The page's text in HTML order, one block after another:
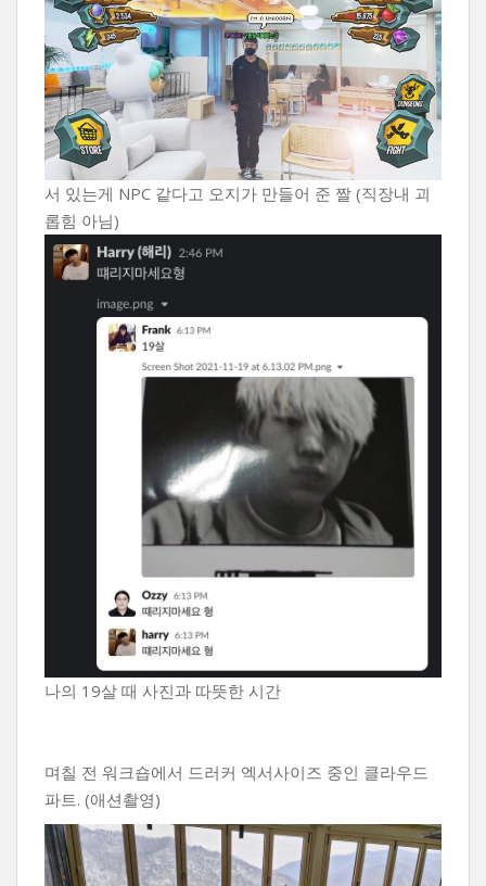
서 있는게 NPC 같다고 오지가 만들어 준 짤 (직장내 괴
롭힘 아님)
나의 19살 때 사진과 따뜻한 시간
며칠 전 워크숍에서 드러커 엑서사이즈 중인 클라우드
파트. (애션촬영)